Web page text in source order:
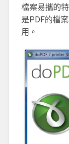
檔案易攜的
是PDF的檔
用。